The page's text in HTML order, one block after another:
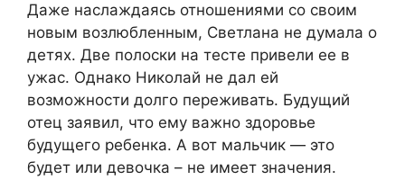
Даже наслаждаясь отношениями со своим
новым возлюбленным, Светлана не думала о
детях. Две полоски на тесте привели ее в
ужас. Однако Николай не дал ей
возможности долго переживать. Будущий
отец заявил, что ему важно здоровье
будущего ребенка. А вот мальчик — это
будет или девочка – не имеет значения.